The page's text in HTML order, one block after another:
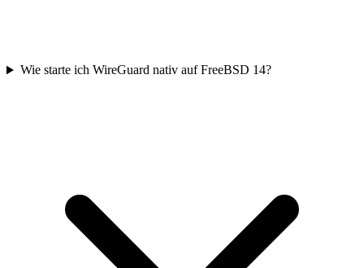
Wie starte ich WireGuard nativ auf FreeBSD 14?